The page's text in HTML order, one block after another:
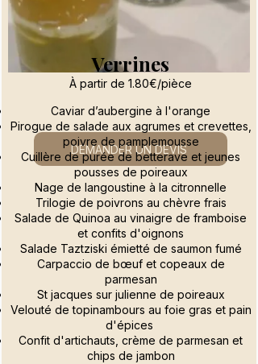
DEMANDER UN DEVIS
Verrines
À partir de 1.80€/pièce
Caviar d’aubergine à l'orange
Pirogue de salade aux agrumes et crevettes,
poivre de pamplemousse
Cuillère de purée de betterave et jeunes
pousses de poireaux
Nage de langoustine à la citronnelle
Trilogie de poivrons au chèvre frais
Salade de Quinoa au vinaigre de framboise
et confits d'oignons
Salade Taztziski émietté de saumon fumé
Carpaccio de bœuf et copeaux de
parmesan
St jacques sur julienne de poireaux
Velouté de topinambours au foie gras et pain
d'épices
Confit d'artichauts, crème de parmesan et
chips de jambon